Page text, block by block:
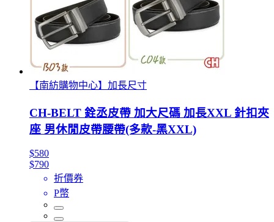
【南紡購物中心】加長尺寸
CH-BELT 銓丞皮帶 加大尺碼 加長XXL 針扣夾
座 男休閒皮帶腰帶(多款-黑XXL)
$580
$790
折價券
P幣